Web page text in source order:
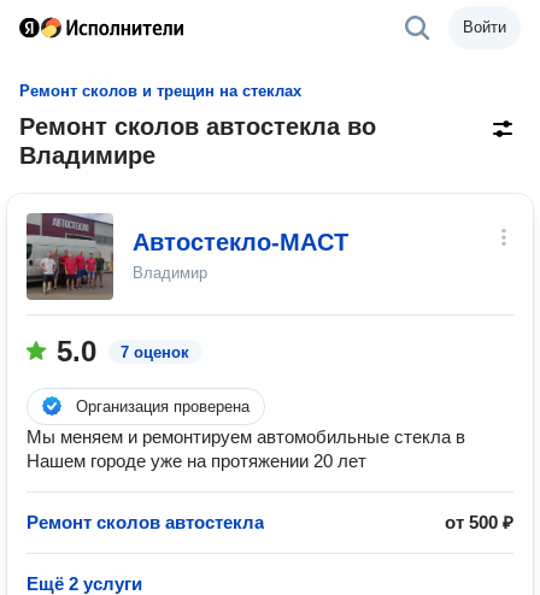
Войти
Ремонт сколов и трещин на стеклах
Ремонт сколов автостекла во
Владимире
Автостекло-МАСТ
Владимир
5.0 7 оценок
Организация проверена
Мы меняем и ремонтируем автомобильные стекла в
Нашем городе уже на протяжении 20 лет
Ремонт сколов автостекла от 500 ₽
Ещё 2 услуги